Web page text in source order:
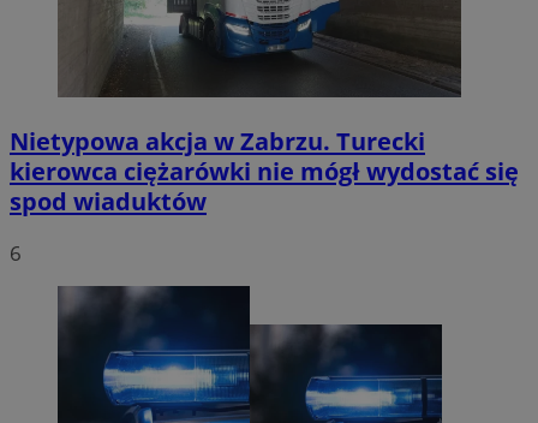
Nietypowa akcja w Zabrzu. Turecki
kierowca ciężarówki nie mógł wydostać się
spod wiaduktów
6